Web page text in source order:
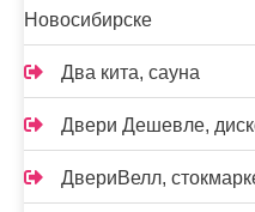
Новосибирске
Два кита, сауна
Двери Дешевле,
ДвериВелл,